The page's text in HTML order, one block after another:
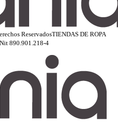
ReservadosTIENDAS DE ROPA
890.901.218-4